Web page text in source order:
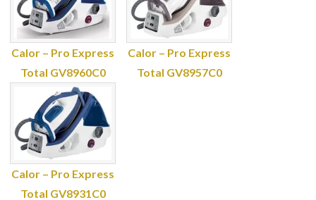
Calor – Pro Express
Total GV8960C0
Calor – Pro Express
Total GV8957C0
Calor – Pro Express
Total GV8931C0